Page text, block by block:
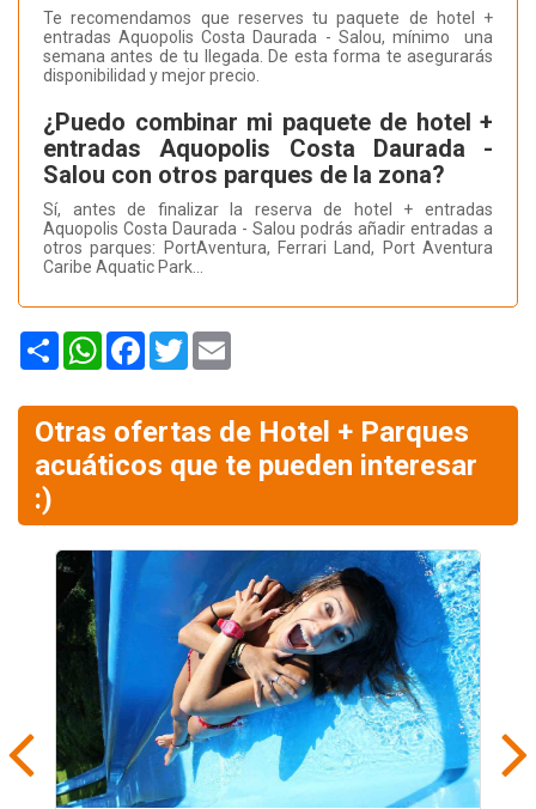
Te recomendamos que reserves tu paquete de hotel +
entradas Aquopolis Costa Daurada - Salou, mínimo una
semana antes de tu llegada. De esta forma te asegurarás
disponibilidad y mejor precio.
¿Puedo combinar mi paquete de hotel +
entradas Aquopolis Costa Daurada -
Salou con otros parques de la zona?
Sí, antes de finalizar la reserva de hotel + entradas
Aquopolis Costa Daurada - Salou podrás añadir entradas a
otros parques: PortAventura, Ferrari Land, Port Aventura
Caribe Aquatic Park...
Share WhatsAppFacebook
Twitter
Otras ofertas de Hotel + Parques
acuáticos que te pueden interesar
:)